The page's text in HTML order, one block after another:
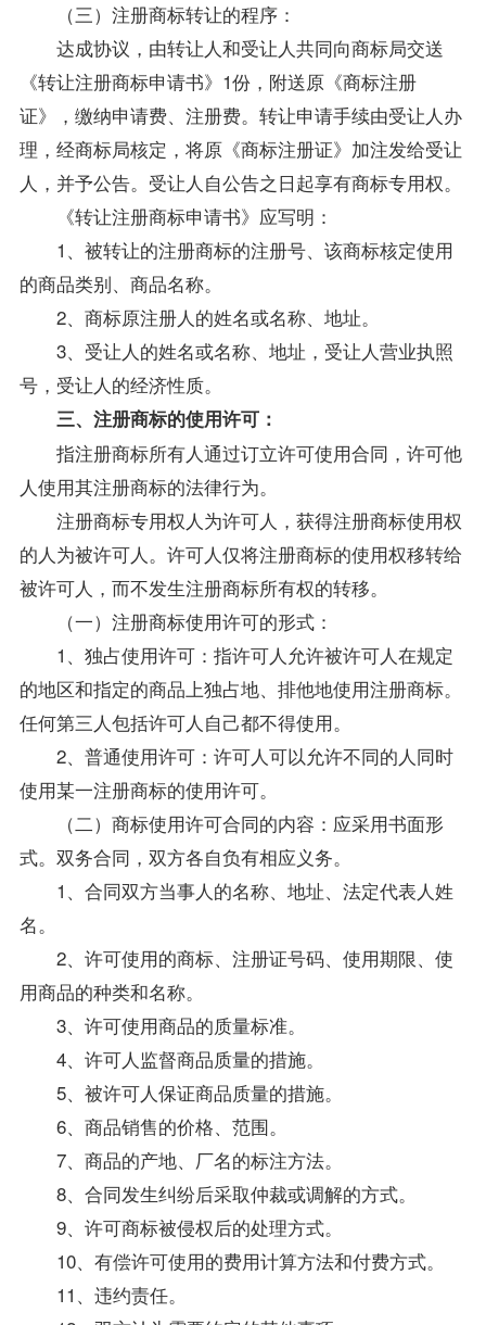
（三）注册商标转让的程序：
达成协议，由转让人和受让人共同向商标局交送
《转让注册商标申请书》1份，附送原《商标注册
证》，缴纳申请费、注册费。转让申请手续由受让人办
理，经商标局核定，将原《商标注册证》加注发给受让
人，并予公告。受让人自公告之日起享有商标专用权。
《转让注册商标申请书》应写明：
1、被转让的注册商标的注册号、该商标核定使用
的商品类别、商品名称。
2、商标原注册人的姓名或名称、地址。
3、受让人的姓名或名称、地址，受让人营业执照
号，受让人的经济性质。
三、注册商标的使用许可：
指注册商标所有人通过订立许可使用合同，许可他
人使用其注册商标的法律行为。
注册商标专用权人为许可人，获得注册商标使用权
的人为被许可人。许可人仅将注册商标的使用权移转给
被许可人，而不发生注册商标所有权的转移。
（一）注册商标使用许可的形式：
1、独占使用许可：指许可人允许被许可人在规定
的地区和指定的商品上独占地、排他地使用注册商标。
任何第三人包括许可人自己都不得使用。
2、普通使用许可：许可人可以允许不同的人同时
使用某一注册商标的使用许可。
（二）商标使用许可合同的内容：应采用书面形
式。双务合同，双方各自负有相应义务。
1、合同双方当事人的名称、地址、法定代表人姓
名。
2、许可使用的商标、注册证号码、使用期限、使
用商品的种类和名称。
3、许可使用商品的质量标准。
4、许可人监督商品质量的措施。
5、被许可人保证商品质量的措施。
6、商品销售的价格、范围。
7、商品的产地、厂名的标注方法。
8、合同发生纠纷后采取仲裁或调解的方式。
9、许可商标被侵权后的处理方式。
10、有偿许可使用的费用计算方法和付费方式。
11、违约责任。